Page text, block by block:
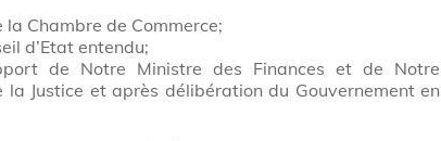
la Chambre de Commerce;
d’Etat entendu;
de Notre Ministre des Finances et de Notre
la Justice et après délibération du Gouvernement en